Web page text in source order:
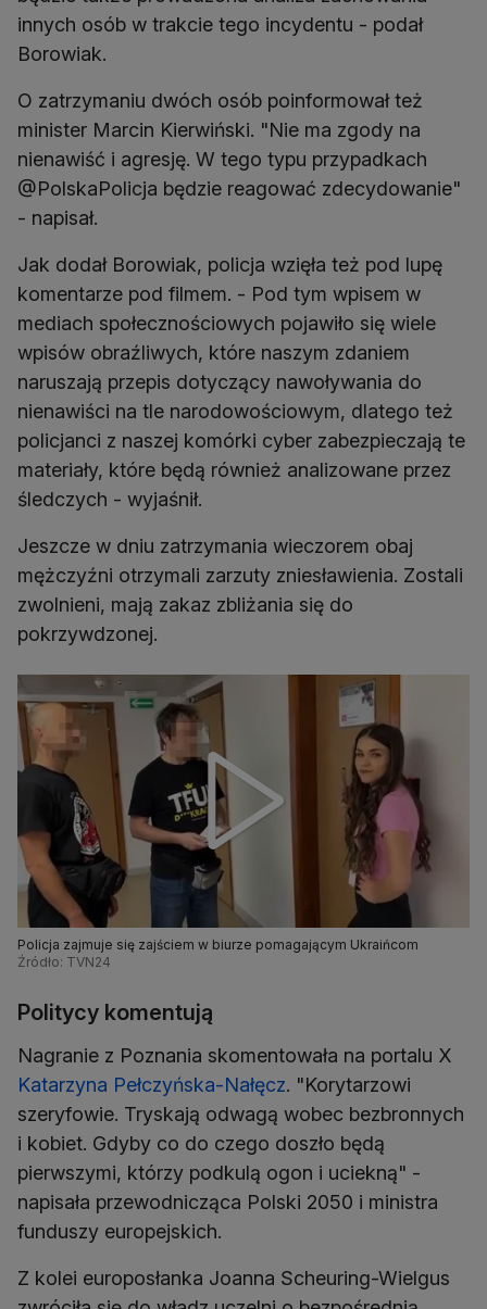
innych osób w trakcie tego incydentu - podał
Borowiak.
O zatrzymaniu dwóch osób poinformował też
minister Marcin Kierwiński. "Nie ma zgody na
nienawiść i agresję. W tego typu przypadkach
@PolskaPolicja będzie reagować zdecydowanie"
- napisał.
Jak dodał Borowiak, policja wzięła też pod lupę
komentarze pod filmem. - Pod tym wpisem w
mediach społecznościowych pojawiło się wiele
wpisów obraźliwych, które naszym zdaniem
naruszają przepis dotyczący nawoływania do
nienawiści na tle narodowościowym, dlatego też
policjanci z naszej komórki cyber zabezpieczają te
materiały, które będą również analizowane przez
śledczych - wyjaśnił.
Jeszcze w dniu zatrzymania wieczorem obaj
mężczyźni otrzymali zarzuty zniesławienia. Zostali
zwolnieni, mają zakaz zbliżania się do
pokrzywdzonej.
Policja zajmuje się zajściem w biurze pomagającym Ukraińcom
Źródło: TVN24
Politycy komentują
Nagranie z Poznania skomentowała na portalu X
Katarzyna Pełczyńska-Nałęcz. "Korytarzowi
szeryfowie. Tryskają odwagą wobec bezbronnych
i kobiet. Gdyby co do czego doszło będą
pierwszymi, którzy podkulą ogon i uciekną" -
napisała przewodnicząca Polski 2050 i ministra
funduszy europejskich.
Z kolei europosłanka Joanna Scheuring-Wielgus